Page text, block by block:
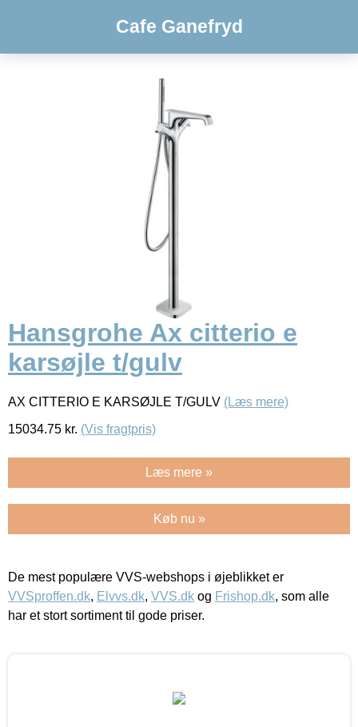
Cafe Ganefryd
Hansgrohe Ax citterio e
karsøjle t/gulv
AX CITTERIO E KARSØJLE T/GULV (Læs mere)
15034.75 kr. (Vis fragtpris)
Læs mere »
Køb nu »
De mest populære VVS-webshops i øjeblikket er
VVSproffen.dk, Elvvs.dk, VVS.dk og Frishop.dk, som alle
har et stort sortiment til gode priser.